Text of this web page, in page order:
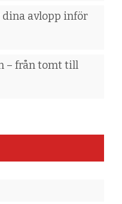
dina avlopp inför
– från tomt till